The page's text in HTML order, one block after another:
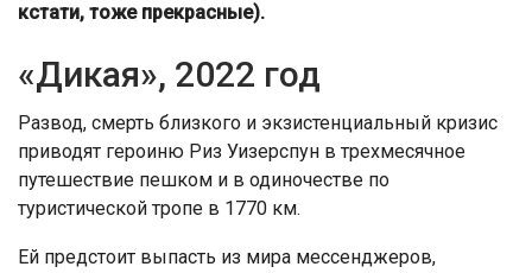
кстати, тоже прекрасные).
«Дикая», 2022 год
Развод, смерть близкого и экзистенциальный кризис
приводят героиню Риз Уизерспун в трехмесячное
путешествие пешком и в одиночестве по
туристической тропе в 1770 км.
Ей предстоит выпасть из мира мессенджеров,